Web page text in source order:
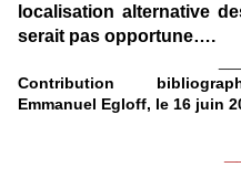
localisation alternative
serait pas opportune….
Contribution
Emmanuel Egloff, le 16 juin